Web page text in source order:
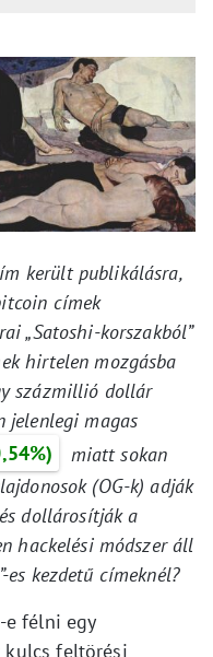
került publikálásra,
címek
„Satoshi-korszakból”
hirtelen mozgásba
százmillió dollár
jelenlegi magas
miatt sokan
(OG-k) adják
dollárosítják a
hackelési módszer áll
es kezdetű címeknél?
e félni egy
feltörési